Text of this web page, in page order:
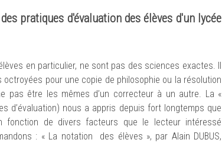
pratiques d'évaluation des élèves d'un lycée
en particulier, ne sont pas des sciences exactes. Il
pour une copie de philosophie ou la résolution
pas être les mêmes d’un correcteur à un autre. La «
d’évaluation) nous a appris depuis fort longtemps que
fonction de divers facteurs que le lecteur intéressé
: « La notation des élèves », par Alain DUBUS,